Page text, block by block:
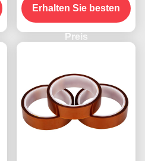
Zahlungsmethode mit
Kreditkarte für frühere
Modelle
Erhalten Sie besten
Preis